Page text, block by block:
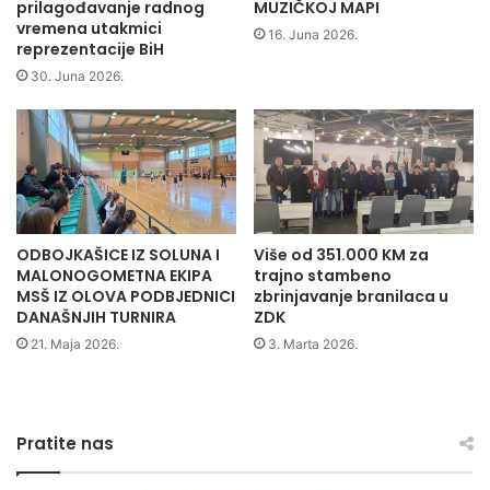
do 17. 11. 2012. godine, a sprovest će je Kantonalni zavod
za javno zdravstvo ZDK.
i
n
a
n
i
č
k
o
-
d
o
s
t
e
ž
i
n
j
a
prilagođavanje radnog
vremena utakmici
reprezentacije BiH
30. Juna 2026.
MUZIČKOJ MAPI
16. Juna 2026.
ODBOJKAŠICE IZ SOLUNA I
MALONOGOMETNA EKIPA
MSŠ IZ OLOVA PODBJEDNICI
DANAŠNJIH TURNIRA
21. Maja 2026.
Više od 351.000 KM za
trajno stambeno
zbrinjavanje branilaca u
ZDK
3. Marta 2026.
Pratite nas